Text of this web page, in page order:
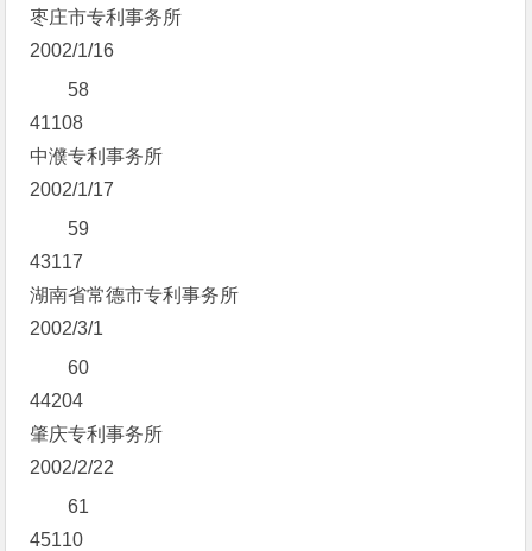
枣庄市专利事务所
2002/1/16
58
41108
中濮专利事务所
2002/1/17
59
43117
湖南省常德市专利事务所
2002/3/1
60
44204
肇庆专利事务所
2002/2/22
61
45110